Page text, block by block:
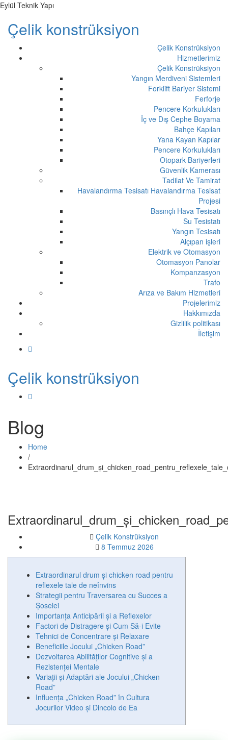
Eylül Teknik Yapı
Çelik konstrüksiyon
Çelik Konstrüksiyon
Hizmetlerimiz
Çelik Konstrüksiyon
Yangın Merdiveni Sistemleri
Forklift Bariyer Sistemi
Ferforje
Pencere Korkulukları
İç ve Dış Cephe Boyama
Bahçe Kapıları
Yana Kayan Kapılar
Pencere Korkulukları
Otopark Bariyerleri
Güvenlik Kamerası
Tadilat Ve Tamirat
Havalandırma Tesisatı Havalandırma Tesisat
Projesi
Basınçlı Hava Tesisatı
Su Tesistatı
Yangın Tesisatı
Alçıpan işleri
Elektrik ve Otomasyon
Otomasyon Panolar
Kompanzasyon
Trafo
Arıza ve Bakım Hizmetleri
Projelerimiz
Hakkımızda
Gizlilik politikası
İletişim
Çelik konstrüksiyon
Blog
Home
/
Çelik Konstrüksiyon
8 Temmuz 2026
Extraordinarul drum și chicken road pentru
reflexele tale de neînvins
Strategii pentru Traversarea cu Succes a
Șoselei
Importanța Anticipării și a Reflexelor
Factori de Distragere și Cum Să-i Evite
Tehnici de Concentrare și Relaxare
Beneficiile Jocului „Chicken Road”
Dezvoltarea Abilităților Cognitive și a
Rezistenței Mentale
Variații și Adaptări ale Jocului „Chicken
Road”
Influența „Chicken Road” în Cultura
Jocurilor Video și Dincolo de Ea